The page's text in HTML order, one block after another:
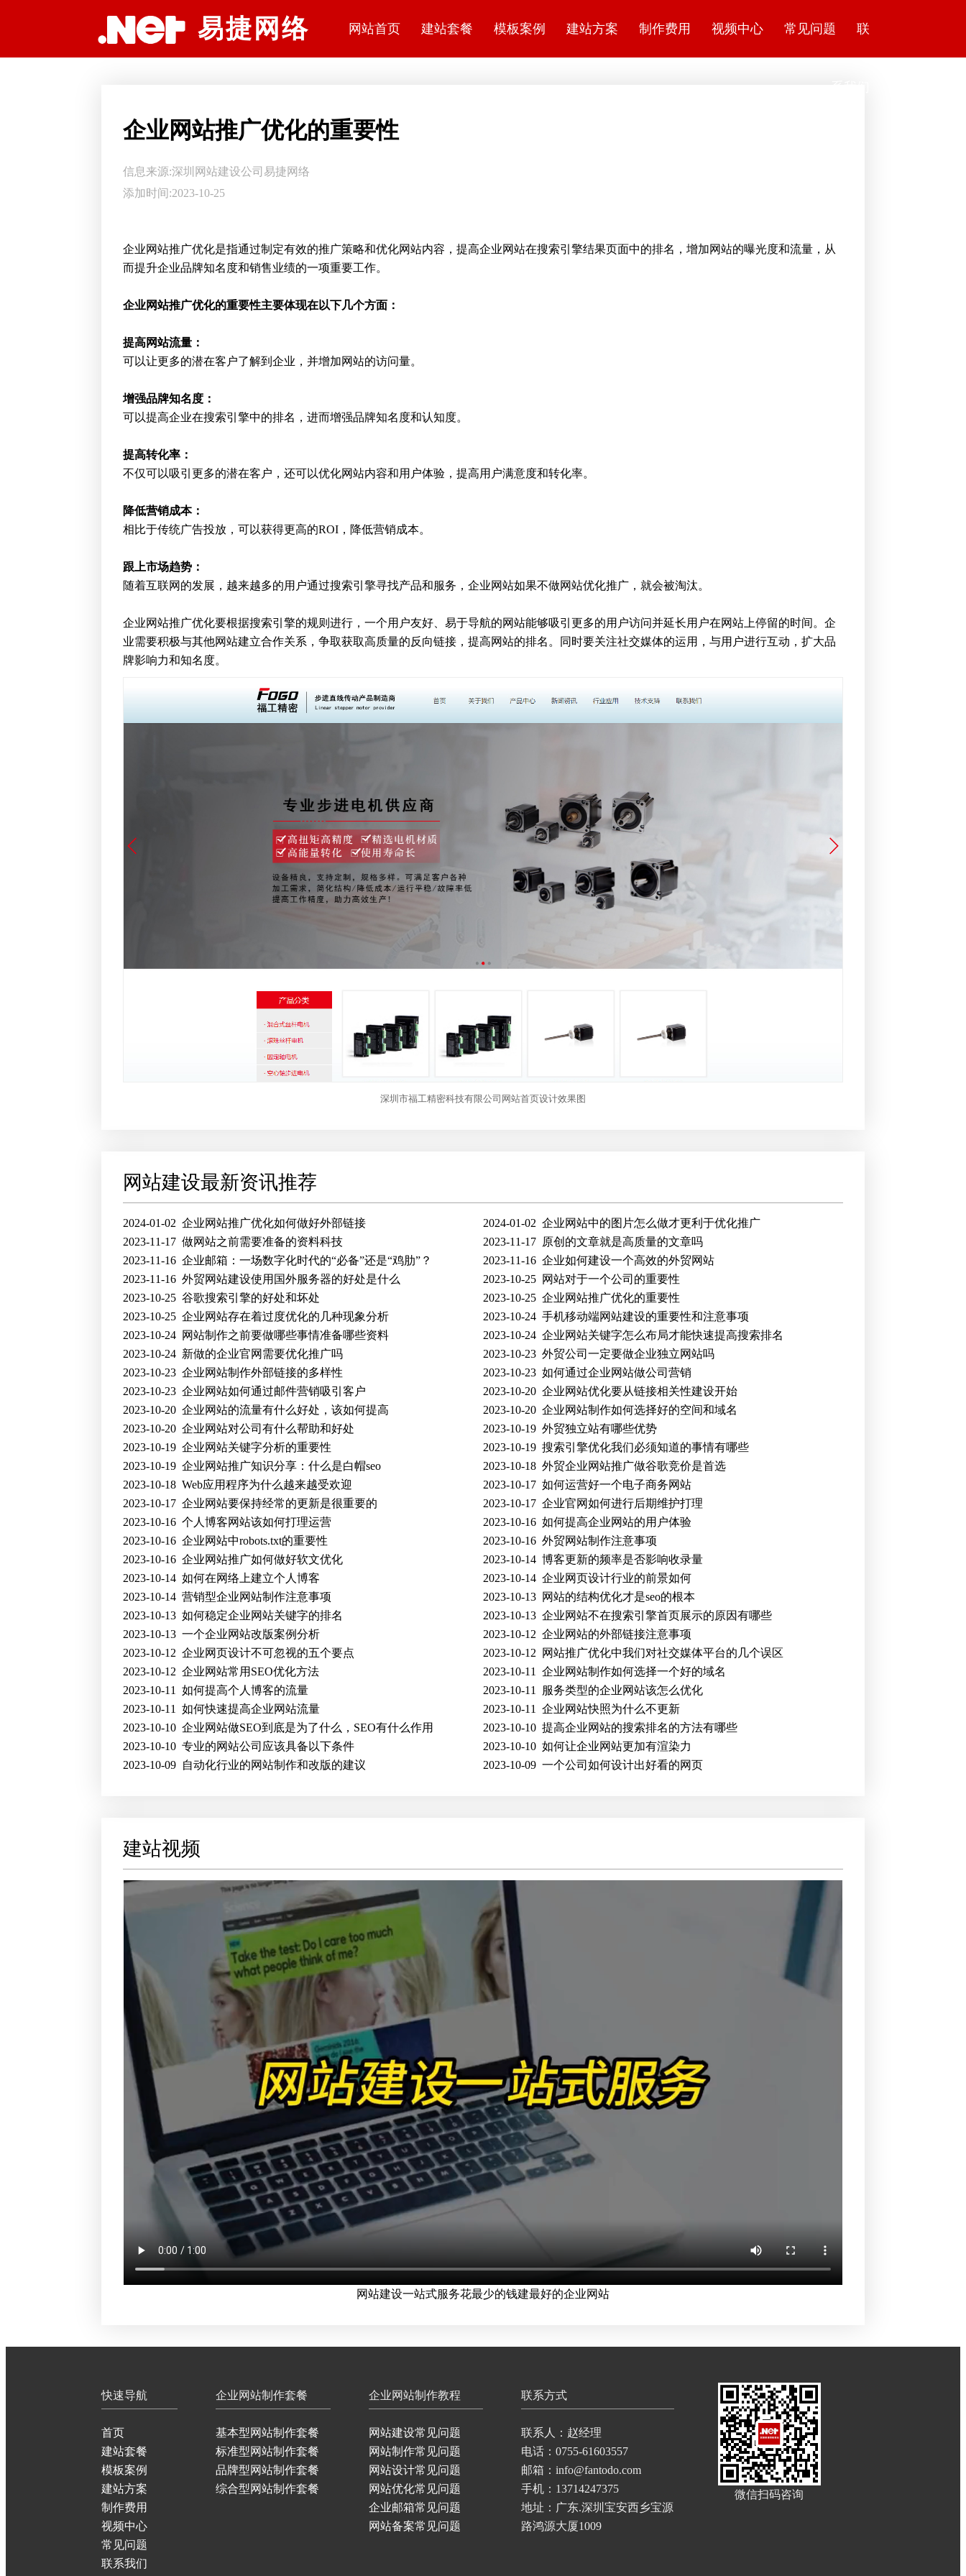
易捷网络 网站首页 建站套餐 模板案例 建站方案 制作费用 视频中心 常见问题 联
企业网站推广优化的重要性
信息来源:深圳网站建设公司 易捷网络
添加时间:2023-10-25
企业网站推广优化是指通过制定有效的推广策略和优化网站内容，提高企业网站在搜索引擎结果页面中的排名，增加网站的曝光度和流量，从
而提升企业品牌知名度和销售业绩的一项重要工作。
企业网站推广优化的重要性主要体现在以下几个方面：
提高网站流量：
可以让更多的潜在客户了解到企业，并增加网站的访问量。
增强品牌知名度：
可以提高企业在搜索引擎中的排名，进而增强品牌知名度和认知度。
提高转化率：
不仅可以吸引更多的潜在客户，还可以优化网站内容和用户体验，提高用户满意度和转化率。
降低营销成本：
相比于传统广告投放，可以获得更高的ROI，降低营销成本。
跟上市场趋势：
随着互联网的发展，越来越多的用户通过搜索引擎寻找产品和服务，企业网站如果不做网站优化推广，就会被淘汰。
企业网站推广优化要根据搜索引擎的规则进行，一个用户友好、易于导航的网站能够吸引更多的用户访问并延长用户在网站上停留的时间。企
业需要积极与其他网站建立合作关系，争取获取高质量的反向链接，提高网站的排名。同时要关注社交媒体的运用，与用户进行互动，扩大品
牌影响力和知名度。
深圳市福工精密科技有限公司网站首页设计效果图
网站建设最新资讯推荐
2024-01-02 企业网站推广优化如何做好外部链接 2024-01-02 企业网站中的图片怎么做才更利于优化推广
2023-11-17 做网站之前需要准备的资料科技 2023-11-17 原创的文章就是高质量的文章吗
2023-11-16 企业邮箱：一场数字化时代的“必备”还是“鸡肋”？ 2023-11-16 企业如何建设一个高效的外贸网站
2023-11-16 外贸网站建设使用国外服务器的好处是什么 2023-10-25 网站对于一个公司的重要性
2023-10-25 谷歌搜索引擎的好处和坏处 2023-10-25 企业网站推广优化的重要性
2023-10-25 企业网站存在着过度优化的几种现象分析 2023-10-24 手机移动端网站建设的重要性和注意事项
2023-10-24 网站制作之前要做哪些事情准备哪些资料 2023-10-24 企业网站关键字怎么布局才能快速提高搜索排名
2023-10-24 新做的企业官网需要优化推广吗 2023-10-23 外贸公司一定要做企业独立网站吗
2023-10-23 企业网站制作外部链接的多样性 2023-10-23 如何通过企业网站做公司营销
2023-10-23 企业网站如何通过邮件营销吸引客户 2023-10-20 企业网站优化要从链接相关性建设开始
2023-10-20 企业网站的流量有什么好处，该如何提高 2023-10-20 企业网站制作如何选择好的空间和域名
2023-10-20 企业网站对公司有什么帮助和好处 2023-10-19 外贸独立站有哪些优势
2023-10-19 企业网站关键字分析的重要性 2023-10-19 搜索引擎优化我们必须知道的事情有哪些
2023-10-19 企业网站推广知识分享：什么是白帽seo 2023-10-18 外贸企业网站推广做谷歌竞价是首选
2023-10-18 Web应用程序为什么越来越受欢迎 2023-10-17 如何运营好一个电子商务网站
2023-10-17 企业网站要保持经常的更新是很重要的 2023-10-17 企业官网如何进行后期维护打理
2023-10-16 个人博客网站该如何打理运营 2023-10-16 如何提高企业网站的用户体验
2023-10-16 企业网站中robots.txt的重要性 2023-10-16 外贸网站制作注意事项
2023-10-16 企业网站推广如何做好软文优化 2023-10-14 博客更新的频率是否影响收录量
2023-10-14 如何在网络上建立个人博客 2023-10-14 企业网页设计行业的前景如何
2023-10-14 营销型企业网站制作注意事项 2023-10-13 网站的结构优化才是seo的根本
2023-10-13 如何稳定企业网站关键字的排名 2023-10-13 企业网站不在搜索引擎首页展示的原因有哪些
2023-10-13 一个企业网站改版案例分析 2023-10-12 企业网站的外部链接注意事项
2023-10-12 企业网页设计不可忽视的五个要点 2023-10-12
网站推广优化中我们对社交媒体平台的几个误区
2023-10-12 企业网站常用SEO优化方法 2023-10-11 企业网站制作如何选择一个好的域名
2023-10-11 如何提高个人博客的流量 2023-10-11
服务类型的企业网站该怎么优化
2023-10-11 如何快速提高企业网站流量 2023-10-11 企业网站快照为什么不更新
2023-10-10 企业网站做SEO到底是为了什么，SEO有什么作用 2023-10-10 提高企业网站的搜索排名的方法有哪些
2023-10-10 专业的网站公司应该具备以下条件 2023-10-10 如何让企业网站更加有渲染力
2023-10-09 自动化行业的网站制作和改版的建议 2023-10-09 一个公司如何设计出好看的网页
建站视频
网站建设一站式服务花最少的钱建最好的企业网站
快速导航
首页
建站套餐
模板案例
建站方案
制作费用
视频中心
常见问题
联系我们
企业网站制作套餐
基本型网站制作套餐
标准型网站制作套餐
品牌型网站制作套餐
综合型网站制作套餐
企业网站制作教程
网站建设常见问题
网站制作常见问题
网站设计常见问题
网站优化常见问题
企业邮箱常见问题
网站备案常见问题
联系方式
联系人：赵经理
电话：0755-61603557
邮箱：info@fantodo.com
手机：13714247375
地址：广东.深圳宝安西乡宝源
路鸿源大厦1009
微信扫码咨询